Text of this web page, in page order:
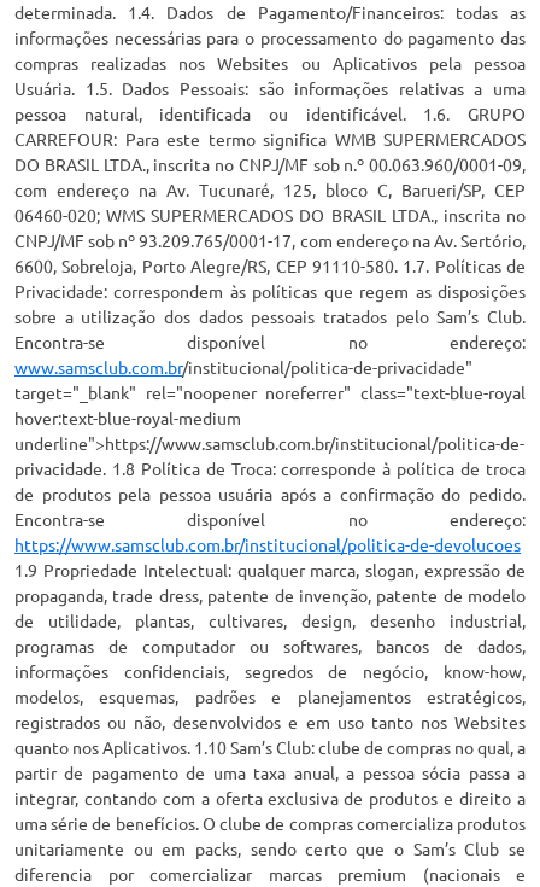
determinada. 1.4. Dados de Pagamento/Financeiros: todas as
informações necessárias para o processamento do pagamento das
compras realizadas nos Websites ou Aplicativos pela pessoa
Usuária. 1.5. Dados Pessoais: são informações relativas a uma
pessoa natural, identificada ou identificável. 1.6. GRUPO
CARREFOUR: Para este termo significa WMB SUPERMERCADOS
DO BRASIL LTDA., inscrita no CNPJ/MF sob n.º 00.063.960/0001-09,
com endereço na Av. Tucunaré, 125, bloco C, Barueri/SP, CEP
06460-020; WMS SUPERMERCADOS DO BRASIL LTDA., inscrita no
CNPJ/MF sob nº 93.209.765/0001-17, com endereço na Av. Sertório,
6600, Sobreloja, Porto Alegre/RS, CEP 91110-580. 1.7. Políticas de
Privacidade: correspondem às políticas que regem as disposições
sobre a utilização dos dados pessoais tratados pelo Sam’s Club.
Encontra-se disponível no endereço:
www.samsclub.com.br/institucional/politica-de-privacidade"
target="_blank" rel="noopener noreferrer" class="text-blue-royal
hover:text-blue-royal-medium
underline">https://www.samsclub.com.br/institucional/politica-de-
privacidade. 1.8 Política de Troca: corresponde à política de troca
de produtos pela pessoa usuária após a confirmação do pedido.
Encontra-se disponível no endereço:
https://www.samsclub.com.br/institucional/politica-de-devolucoes
1.9 Propriedade Intelectual: qualquer marca, slogan, expressão de
propaganda, trade dress, patente de invenção, patente de modelo
de utilidade, plantas, cultivares, design, desenho industrial,
programas de computador ou softwares, bancos de dados,
informações confidenciais, segredos de negócio, know-how,
modelos, esquemas, padrões e planejamentos estratégicos,
registrados ou não, desenvolvidos e em uso tanto nos Websites
quanto nos Aplicativos. 1.10 Sam’s Club: clube de compras no qual, a
partir de pagamento de uma taxa anual, a pessoa sócia passa a
integrar, contando com a oferta exclusiva de produtos e direito a
uma série de benefícios. O clube de compras comercializa produtos
unitariamente ou em packs, sendo certo que o Sam’s Club se
diferencia por comercializar marcas premium (nacionais e